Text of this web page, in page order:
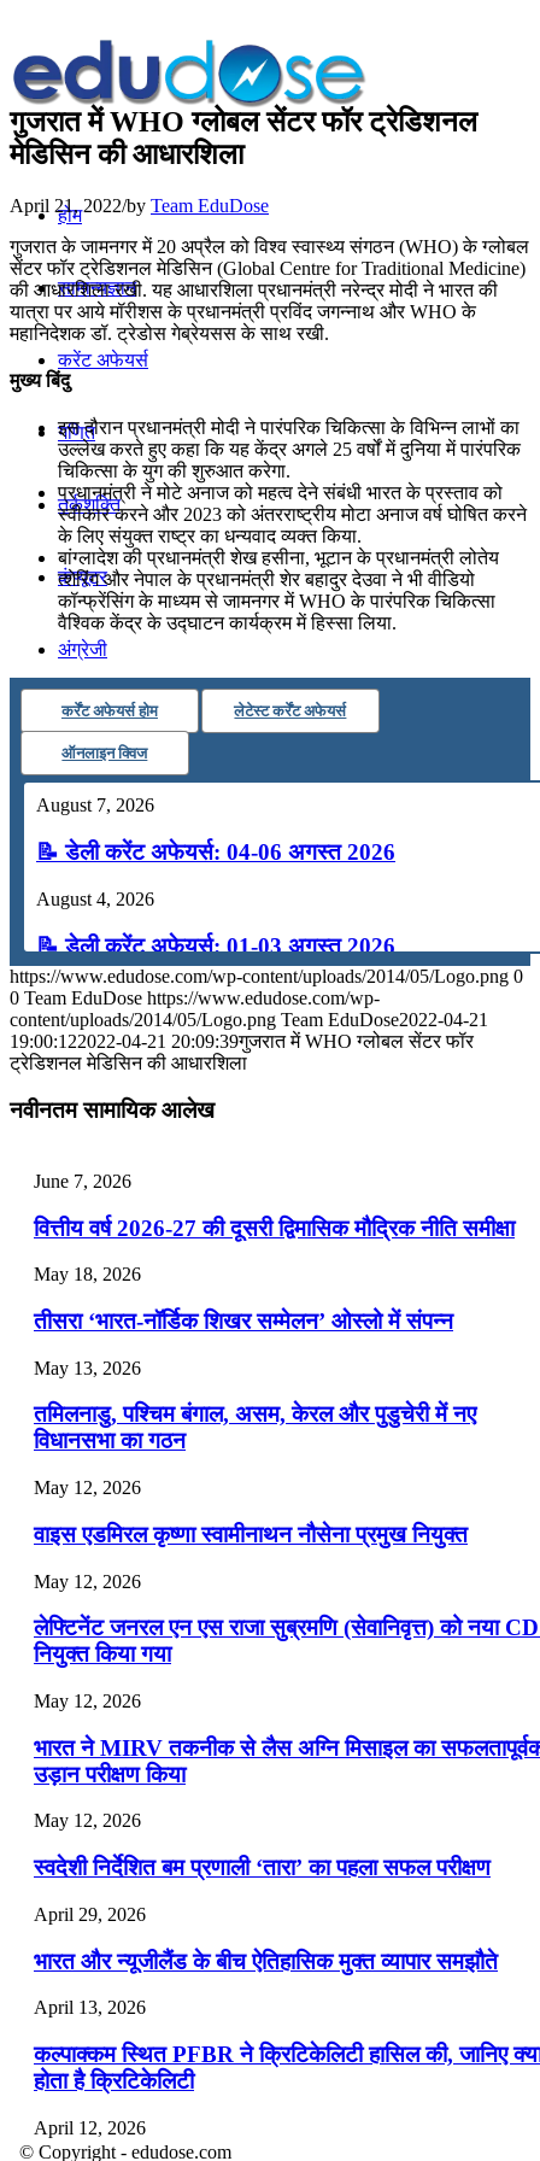
होम
सामान्यज्ञान
करेंट अफेयर्स
गणित
तर्कशक्ति
कंप्यूटर
अंग्रेजी
मॉक टेस्ट
टुडेज जीके
Menu Menu
गुजरात में WHO ग्लोबल सेंटर फॉर ट्रेडिशनल
मेडिसिन की आधारशिला
April 21, 2022/by Team EduDose
गुजरात के जामनगर में 20 अप्रैल को विश्व स्वास्थ्य संगठन (WHO) के ग्लोबल
सेंटर फॉर ट्रेडिशनल मेडिसिन (Global Centre for Traditional Medicine)
की आधारशिला रखी. यह आधारशिला प्रधानमंत्री नरेन्द्र मोदी ने भारत की
यात्रा पर आये मॉरीशस के प्रधानमंत्री प्रविंद जगन्नाथ और WHO के
महानिदेशक डॉ. ट्रेडोस गेब्रेयसस के साथ रखी.
मुख्य बिंदु
इस दौरान प्रधानमंत्री मोदी ने पारंपरिक चिकित्सा के विभिन्न लाभों का
उल्लेख करते हुए कहा कि यह केंद्र अगले 25 वर्षों में दुनिया में पारंपरिक
चिकित्सा के युग की शुरुआत करेगा.
प्रधानमंत्री ने मोटे अनाज को महत्व देने संबंधी भारत के प्रस्ताव को
स्वीकार करने और 2023 को अंतरराष्ट्रीय मोटा अनाज वर्ष घोषित करने
के लिए संयुक्त राष्ट्र का धन्यवाद व्यक्त किया.
बांग्लादेश की प्रधानमंत्री शेख हसीना, भूटान के प्रधानमंत्री लोतेय
त्शेरिंग और नेपाल के प्रधानमंत्री शेर बहादुर देउवा ने भी वीडियो
कॉन्फ्रेंसिंग के माध्यम से जामनगर में WHO के पारंपरिक चिकित्सा
वैश्विक केंद्र के उद्घाटन कार्यक्रम में हिस्सा लिया.
कर्रेंट अफेयर्स होम लेटेस्ट कर्रेंट अफेयर्स
ऑनलाइन क्विज
August 7, 2026
📝 डेली करेंट अफेयर्स: 04-06 अगस्त 2026
August 4, 2026
📝 डेली करेंट अफेयर्स: 01-03 अगस्त 2026
July 31, 2026
📝 डेली करेंट अफेयर्स: 28-31 जुलाई 2026
July 25, 2026
📝 डेली करेंट अफेयर्स: 22-24 जुलाई 2026
July 22, 2026
📝 डेली करेंट अफेयर्स: 19-21 जुलाई 2026
July 19, 2026
📝 डेली करेंट अफेयर्स: 16-18 जुलाई 2026
https://www.edudose.com/wp-content/uploads/2014/05/Logo.png 0
0 Team EduDose https://www.edudose.com/wp-
content/uploads/2014/05/Logo.png Team EduDose2022-04-21
19:00:122022-04-21 20:09:39गुजरात में WHO ग्लोबल सेंटर फॉर
ट्रेडिशनल मेडिसिन की आधारशिला
नवीनतम सामायिक आलेख
June 7, 2026
वित्तीय वर्ष 2026-27 की दूसरी द्विमासिक मौद्रिक नीति समीक्षा
May 18, 2026
तीसरा ‘भारत-नॉर्डिक शिखर सम्मेलन’ ओस्लो में संपन्न
May 13, 2026
तमिलनाडु, पश्चिम बंगाल, असम, केरल और पुडुचेरी में नए
विधानसभा का गठन
May 12, 2026
वाइस एडमिरल कृष्णा स्वामीनाथन नौसेना प्रमुख नियुक्त
May 12, 2026
लेफ्टिनेंट जनरल एन एस राजा सुब्रमणि (सेवानिवृत्त) को नया
नियुक्त किया गया
May 12, 2026
भारत ने MIRV तकनीक से लैस अग्नि मिसाइल का
उड़ान परीक्षण किया
May 12, 2026
स्वदेशी निर्देशित बम प्रणाली ‘तारा’ का पहला सफल परीक्षण
April 29, 2026
भारत और न्यूजीलैंड के बीच ऐतिहासिक मुक्त व्यापार समझौते
April 13, 2026
कल्पाक्कम स्थित PFBR ने क्रिटिकेलिटी हासिल की, जानिए
होता है क्रिटिकेलिटी
April 12, 2026
© Copyright - edudose.com